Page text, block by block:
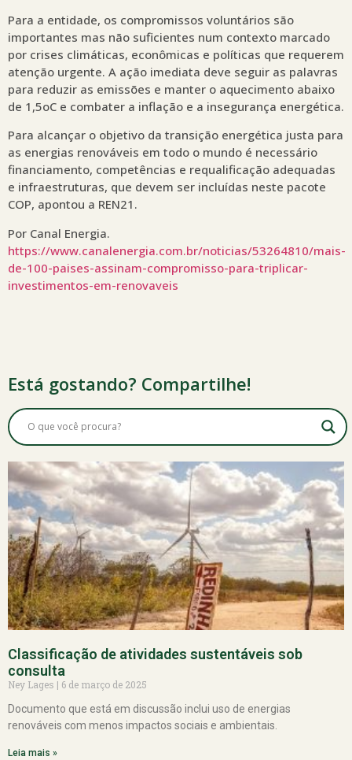
Para a entidade, os compromissos voluntários são
importantes mas não suficientes num contexto marcado
por crises climáticas, econômicas e políticas que requerem
atenção urgente. A ação imediata deve seguir as palavras
para reduzir as emissões e manter o aquecimento abaixo
de 1,5oC e combater a inflação e a insegurança energética.
Para alcançar o objetivo da transição energética justa para
as energias renováveis em todo o mundo é necessário
financiamento, competências e requalificação adequadas
e infraestruturas, que devem ser incluídas neste pacote
COP, apontou a REN21.
Por Canal Energia.
https://www.canalenergia.com.br/noticias/53264810/mais-
de-100-paises-assinam-compromisso-para-triplicar-
investimentos-em-renovaveis
Está gostando? Compartilhe!
Classificação de atividades sustentáveis sob
consulta
Ney Lages
6 de março de 2025
Documento que está em discussão inclui uso de energias
renováveis com menos impactos sociais e ambientais.
Leia mais »